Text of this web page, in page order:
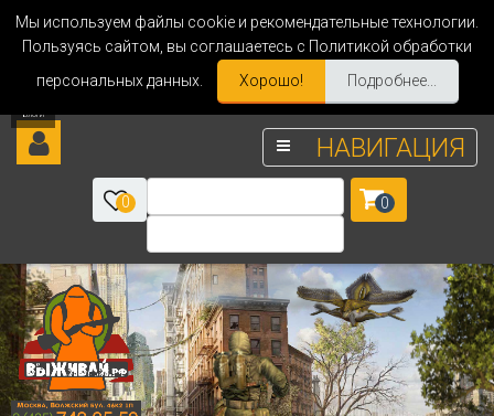
Мы используем файлы cookie и рекомендательные технологии.
Пользуясь сайтом, вы соглашаетесь с Политикой обработки
персональных данных.
Хорошо! Подробнее...
НАВИГАЦИЯ
0 0